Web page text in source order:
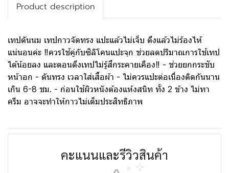
Product description
เทปดันนม เทปกาวจัดทรง แปะแล้วไม่เจ็บ ดึงแล้วไม่ร้องไห้
แน่นอนค่ะ ‼ควรใช้คู่กับซิลิโคนแปะจุก ช่วยลดปริมาณการใช้เทป
ได้น้อยลง และตอนดึงเทปไม่รู้สึกระคายเคือง‼ - ช่วยยกกระชับ
หน้าอก - ดันทรง เวลาใส่เสื้อผ้า - ไม่ควรแปะต่อเนื่องติดกันนาน
เกิน 6-8 ชม. - ก่อนใช้ผิวหนังต้องแห้งสนิท ทั้ง 2 ข้าง ไม่ทา
ครีม อาจจะทำให้กาวไม่เต็มประสิทธิภาพ
คะแนนและรีวิวสินค้า